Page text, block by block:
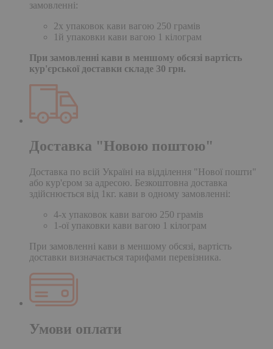
замовленні:
2х упаковок кави вагою 250 грамів
1й упаковки кави вагою 1 кілограм
При замовленні кави в меншому обсязі вартість
кур'єрської доставки складе 30 грн.
Доставка "Новою поштою"
Доставка по всій Україні на відділення "Нової пошти"
або кур'єром за адресою. Безкоштовна доставка
здійснюється від 1кг. кави в одному замовленні:
4-х упаковок кави вагою 250 грамів
1-ої упаковки кави вагою 1 кілограм
При замовленні кави в меншому обсязі, вартість
доставки визначається тарифами перевізника.
Умови оплати